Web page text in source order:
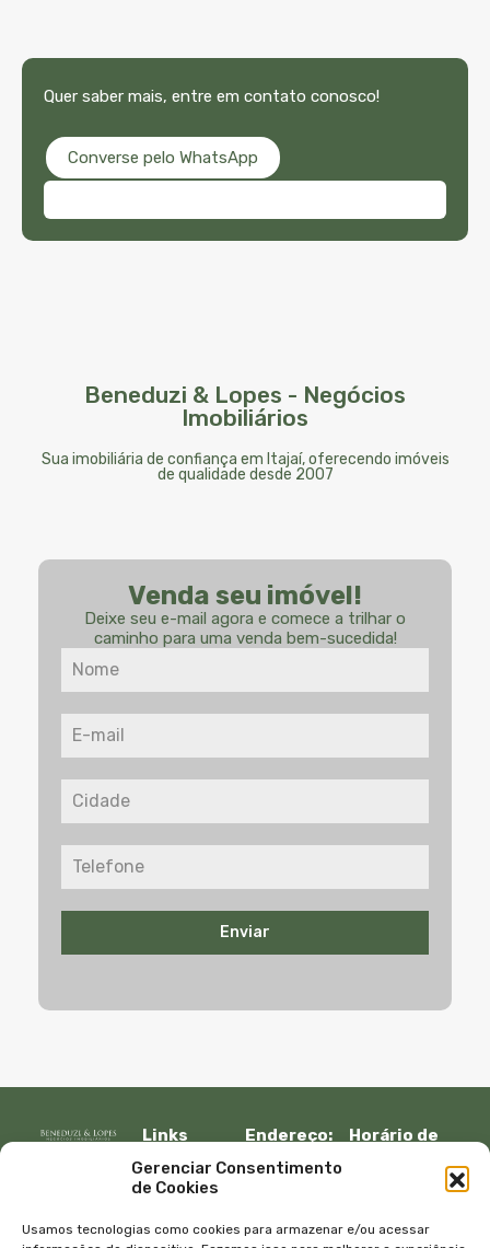
Gerenciar Consentimento
de Cookies
Usamos tecnologias como cookies para armazenar e/ou acessar
Quer saber mais, entre em contato conosco!
Converse pelo WhatsApp
Beneduzi & Lopes - Negócios
Imobiliários
Sua imobiliária de confiança em Itajaí, oferecendo imóveis
de qualidade desde 2007
Venda seu imóvel!
Deixe seu e-mail agora e comece a trilhar o
caminho para uma venda bem-sucedida!
Enviar
Links
Início
Imóveis
Empresa
Endereço:
Muller, 917 –
CEP 88301-
Horário de
13:30 – 18:00